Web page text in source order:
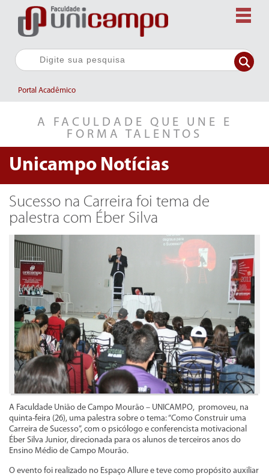
Portal Acadêmico
A FACULDADE QUE UNE E
FORMA TALENTOS
Unicampo Notícias
Sucesso na Carreira foi tema de
palestra com Éber Silva
A Faculdade União de Campo Mourão – UNICAMPO, promoveu, na
quinta-feira (26), uma palestra sobre o tema: “Como Construir uma
Carreira de Sucesso”, com o psicólogo e conferencista motivacional
Éber Silva Junior, direcionada para os alunos de terceiros anos do
Ensino Médio de Campo Mourão.
O evento foi realizado no Espaço Allure e teve como propósito auxiliar